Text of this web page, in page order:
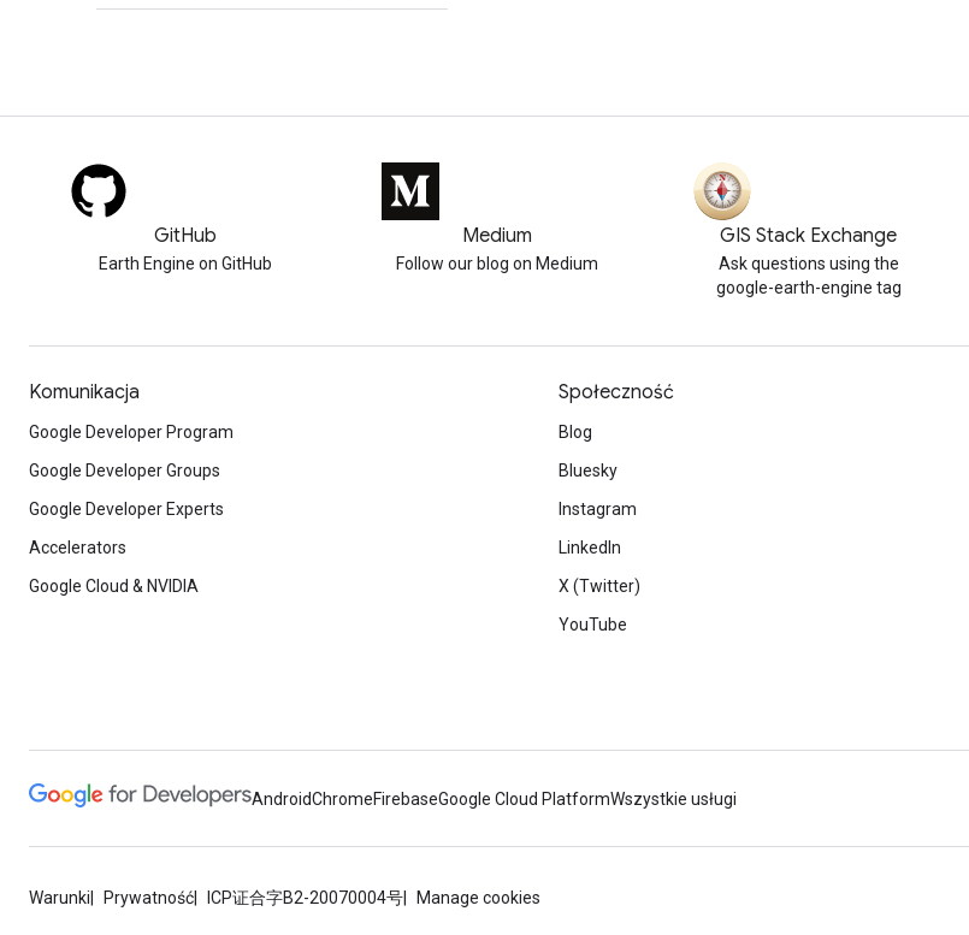
GitHub
Earth Engine on GitHub
Medium
Follow our blog on Medium
GIS Stack Exchange
Ask questions using the
google-earth-engine tag
Komunikacja
Google Developer Program
Google Developer Groups
Google Developer Experts
Accelerators
Google Cloud & NVIDIA
Społeczność
Blog
Bluesky
Instagram
LinkedIn
X (Twitter)
YouTube
AndroidChromeFirebaseGoogle Cloud PlatformWszystkie usługi
Warunki Prywatność ICP证合字B2-20070004号 Manage cookies